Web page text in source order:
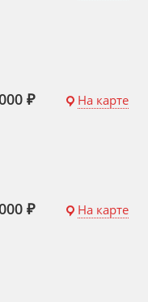
₽ На карте
₽ На карте